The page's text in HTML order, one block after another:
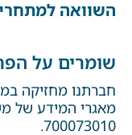
השוואה
שומרים על
חברתנו מחזיקה
מאגרי המידע של
700073010.